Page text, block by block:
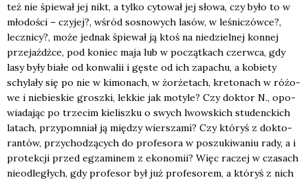
też nie śpie­wał jej nikt, a tyl­ko cyto­wał jej sło­wa, czy było to w
mło­do­ści – czy­jej?, wśród sosno­wych lasów, w leśni­czów­ce?,
lecz­ni­cy?, może jed­nak śpie­wał ją ktoś na nie­dziel­nej kon­nej
prze­jażdż­ce, pod koniec maja lub w począt­kach czerw­ca, gdy
lasy były bia­łe od kon­wa­lii i gęste od ich zapa­chu, a kobie­ty
schy­la­ły się po nie w kimo­nach, w żor­że­tach, kre­to­nach w różo­
we i nie­bie­skie grosz­ki, lek­kie jak moty­le? Czy dok­tor N., opo­
wia­da­jąc po trze­cim kie­lisz­ku o swych lwow­skich stu­denc­kich
latach, przy­po­mniał ją mię­dzy wier­sza­mi? Czy któ­ryś z dok­to­
ran­tów, przy­cho­dzą­cych do pro­fe­so­ra w poszu­ki­wa­niu rady, a i
pro­tek­cji przed egza­mi­nem z eko­no­mii? Więc raczej w cza­sach
nie­od­le­głych, gdy pro­fe­sor był już pro­fe­so­rem, a któ­ryś z nich